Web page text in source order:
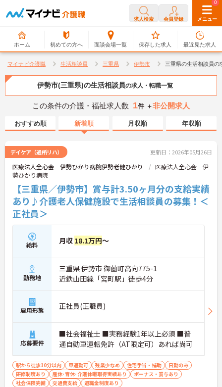
求人検索 会員登録 メニュー
ホーム 初めての方へ 面談会場一覧
0
保存した求人
0
最近見た求人
マイナビ介護職 生活相談員 三重県 伊勢市 三重県の生活相談員の
伊勢市(三重県)の生活相談員の求人・転職一覧
この条件の介護・福祉求人数 1件 ＋非公開求人
おすすめ順 新着順 月収順 年収順
デイケア（通所リハ） 更新日：2026年05月26日
医療法人全心会 伊勢ひかり病院伊勢老健ひかり
医療法人全心会 伊
勢ひかり病院
【三重県／伊勢市】賞与計3.50ヶ月分の支給実績
あり♪介護老人保健施設で生活相談員の募集！＜
正社員＞
給料 月収 18.1万円～
勤務地
三重県 伊勢市 御薗町高向775-1
近鉄山田線「宮町駅」徒歩4分
雇用形態 正社員(正職員)
応募要件
■社会福祉士 ■実務経験1年以上必須 ■普
通自動車運転免許（AT限定可）あれば尚可
駅から徒歩10分以内 車通勤可 残業少なめ 住宅手当・補助
日勤のみ
研修制度あり
産休･育休･介護休暇取得実績あり
ボーナス・賞与あり
社会保険完備
交通費支給 退職金制度あり